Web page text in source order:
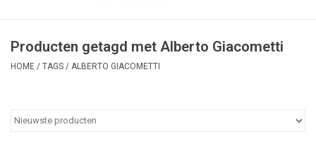
Erotica
Categorieën
Producten getagd met Alberto Giacometti
HOME / TAGS / ALBERTO GIACOMETTI